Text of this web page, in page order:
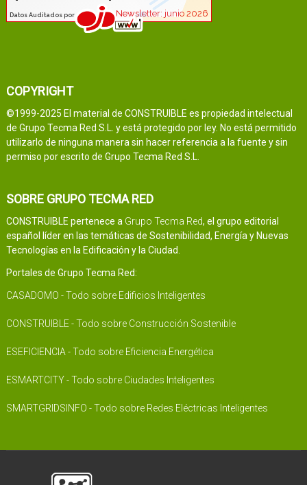
COPYRIGHT
©1999-2025 El material de CONSTRUIBLE es propiedad intelectual
de Grupo Tecma Red S.L. y está protegido por ley. No está permitido
utilizarlo de ninguna manera sin hacer referencia a la fuente y sin
permiso por escrito de Grupo Tecma Red S.L.
SOBRE GRUPO TECMA RED
CONSTRUIBLE pertenece a Grupo Tecma Red, el grupo editorial
español líder en las temáticas de Sostenibilidad, Energía y Nuevas
Tecnologías en la Edificación y la Ciudad.
Portales de Grupo Tecma Red:
CASADOMO - Todo sobre Edificios Inteligentes
CONSTRUIBLE - Todo sobre Construcción Sostenible
ESEFICIENCIA - Todo sobre Eficiencia Energética
ESMARTCITY - Todo sobre Ciudades Inteligentes
SMARTGRIDSINFO - Todo sobre Redes Eléctricas Inteligentes